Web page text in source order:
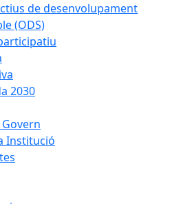
de desenvolupament
(ODS)
2030
Institució